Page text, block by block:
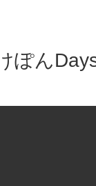
ぽん